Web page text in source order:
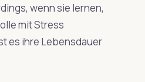
wenn sie lernen,
mit Stress
es ihre Lebensdauer